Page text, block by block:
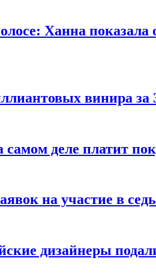
Ханна показала
винира за
самом деле платит
на участие в
дизайнеры